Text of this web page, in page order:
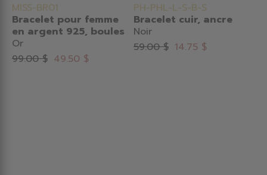
MISS-BR01
Bracelet pour femme
en argent 925, boules
Or
99.00 $ 49.50 $
PH-PHL-L-S-B-S
Bracelet cuir, ancre
Noir
59.00 $ 14.75 $